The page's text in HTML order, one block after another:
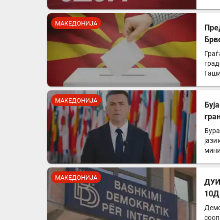
МАКЕДОНИЈА
МАКЕДОНИЈА
МАКЕДОНИЈА
ДУИ